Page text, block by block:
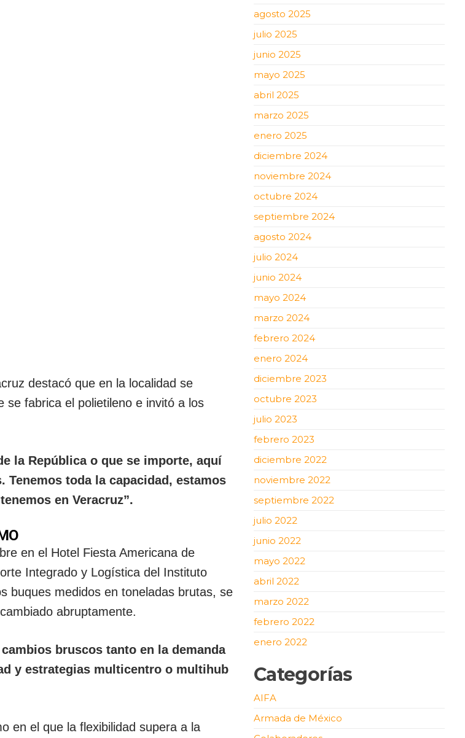
destacó que en la localidad se
fabrica el polietileno e invitó a los
la República o que se importe, aquí
toda la capacidad, estamos
en Veracruz”.
en el Hotel Fiesta Americana de
Integrado y Logística del Instituto
buques medidos en toneladas brutas, se
abruptamente.
bruscos tanto en la demanda
y estrategias multicentro o multihub
en el que la flexibilidad supera a la
agosto 2025
julio 2025
junio 2025
mayo 2025
abril 2025
marzo 2025
enero 2025
diciembre 2024
noviembre 2024
octubre 2024
septiembre 2024
agosto 2024
julio 2024
junio 2024
mayo 2024
marzo 2024
febrero 2024
enero 2024
diciembre 2023
octubre 2023
julio 2023
febrero 2023
diciembre 2022
noviembre 2022
septiembre 2022
julio 2022
junio 2022
mayo 2022
abril 2022
marzo 2022
febrero 2022
enero 2022
Categorías
AIFA
Armada de México